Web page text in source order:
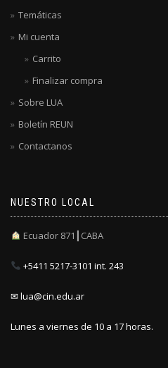
Temáticas
Mi cuenta
Carrito
Finalizar compra
Sobre LUA
Boletín REUN
Contactanos
NUESTRO LOCAL
Ecuador 871┃CABA
+5411 5217-3101 int. 243
✉ lua@cin.edu.ar
Lunes a viernes de 10 a 17 horas.